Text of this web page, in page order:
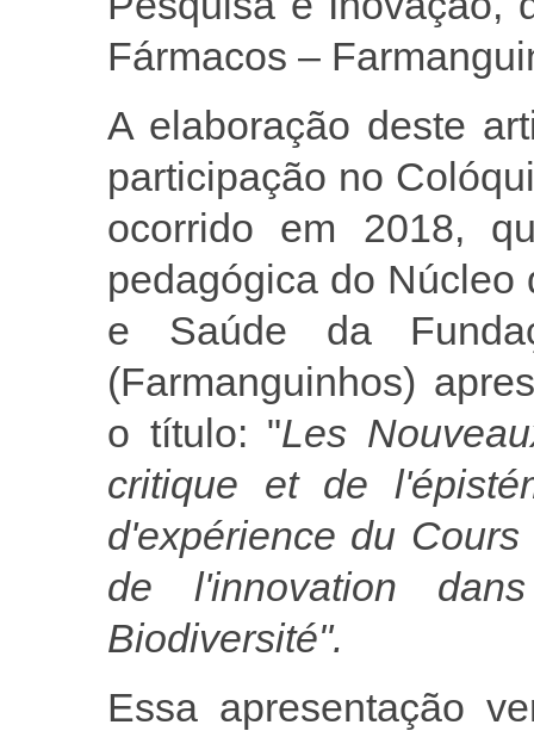
Fármacos –
A elaboração deste
participação no
ocorrido em 2018,
pedagógica do Núcleo
e Saúde da
(Farmanguinhos)
o título: "Les
critique et de
d'expérience du
de l'innovation
Biodiversité".
Essa apresentação